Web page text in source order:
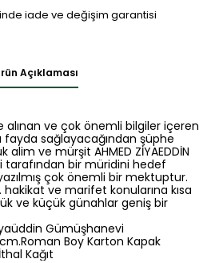
iade ve değişim garantisi
Açıklaması
ve çok önemli bilgiler içeren
sağlayacağından şüphe
ve mürşit AHMED ZİYAEDDİN
tarafından bir müridini hedef
çok önemli bir mektuptur.
ve marifet konularına kısa
ve küçük günahlar geniş bir
Gümüşhanevi
cm.Roman Boy Karton Kapak
Kağıt